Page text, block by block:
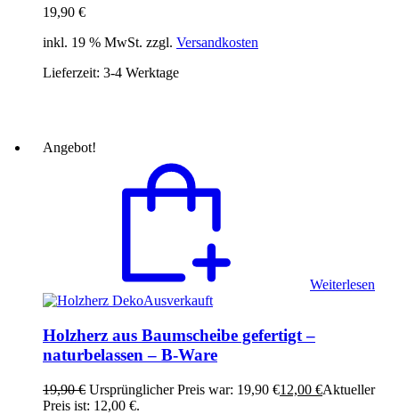
19,90 €
inkl. 19 % MwSt. zzgl. Versandkosten
Lieferzeit: 3-4 Werktage
Angebot!
Weiterlesen
Ausverkauft
Holzherz aus Baumscheibe gefertigt –
naturbelassen – B-Ware
19,90€ Ursprünglicher Preis war: 19,90 €12,00 €Aktueller
Preis ist: 12,00 €.